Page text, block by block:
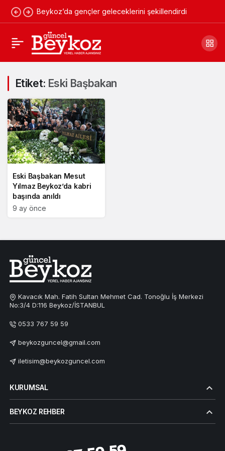
Beykoz’da gençler geleceklerini şekillendirdi
Etiket: Eski Başbakan
Eski Başbakan Mesut
Yılmaz Beykoz’da kabri
başında anıldı
9 ay önce
Kavacık Mah. Fatih Sultan Mehmet Cad. Tonoğlu İş Merkezi
No:3/4 D:116 Beykoz/İSTANBUL
0533 767 59 59
beykozguncel@gmail.com
iletisim@beykozguncel.com
KURUMSAL
BEYKOZ REHBER